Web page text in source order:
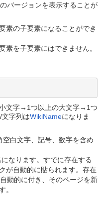
のバージョンを表示することが
素の子要素になることができ
素を子要素にはできません。
文字→1つ以上の大文字→1つ
字列はWikiNameになりま
白文字、記号、数字を含め
なります。すでに存在する
が自動的に貼られます。存在
動的に付き、そのページを新
。